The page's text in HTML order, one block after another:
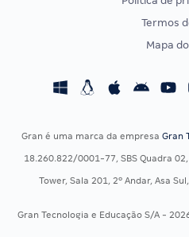
CONCURSOS POR PROFISSÃO
Concursos Fiscais
Residência Multiprofissional
Termos
Mapa
Gran é uma marca da empresa Gran
18.260.822/0001-77, SBS Quadra
Tower, Sala 201, 2º Andar, Asa
Gran Tecnologia e Educação S/A -